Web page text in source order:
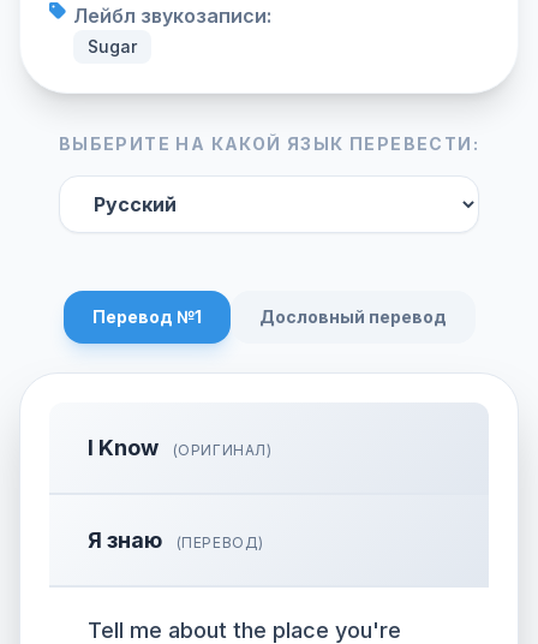
Лейбл звукозаписи:
Sugar
ВЫБЕРИТЕ НА КАКОЙ ЯЗЫК ПЕРЕВЕСТИ:
Перевод №1 Дословный перевод
I Know (ОРИГИНАЛ)
Я знаю (ПЕРЕВОД)
Tell me about the place you're